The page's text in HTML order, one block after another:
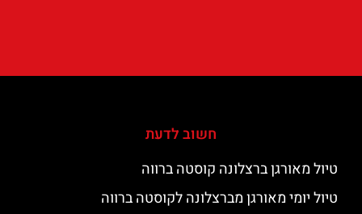
חשוב לדעת
טיול מאורגן ברצלונה קוסטה ברווה
טיול יומי מאורגן מברצלונה לקוסטה ברווה